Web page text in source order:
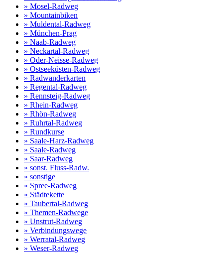
» Mosel-Radweg
» Mountainbiken
» Muldental-Radweg
» München-Prag
» Naab-Radweg
» Neckartal-Radweg
» Oder-Neisse-Radweg
» Ostseeküsten-Radweg
» Radwanderkarten
» Regental-Radweg
» Rennsteig-Radweg
» Rhein-Radweg
» Rhön-Radweg
» Ruhrtal-Radweg
» Rundkurse
» Saale-Harz-Radweg
» Saale-Radweg
» Saar-Radweg
» sonst. Fluss-Radw.
» sonstige
» Spree-Radweg
» Städtekette
» Taubertal-Radweg
» Themen-Radwege
» Unstrut-Radweg
» Verbindungswege
» Werratal-Radweg
» Weser-Radweg